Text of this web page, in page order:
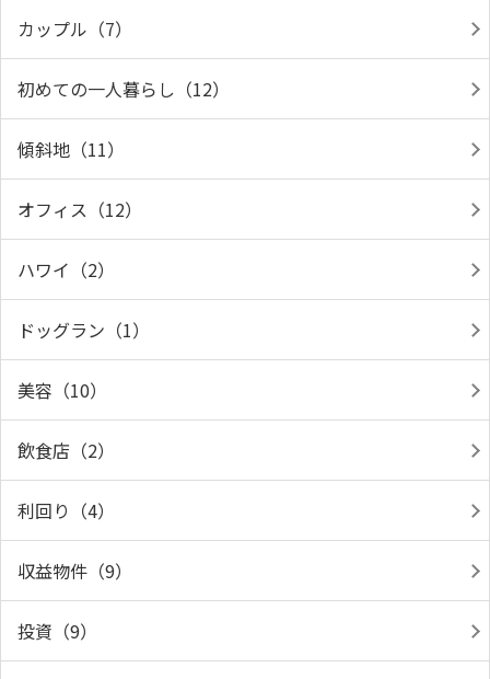
カップル（7）
初めての一人暮らし（12）
傾斜地（11）
オフィス（12）
ハワイ（2）
ドッグラン（1）
美容（10）
飲食店（2）
利回り（4）
収益物件（9）
投資（9）